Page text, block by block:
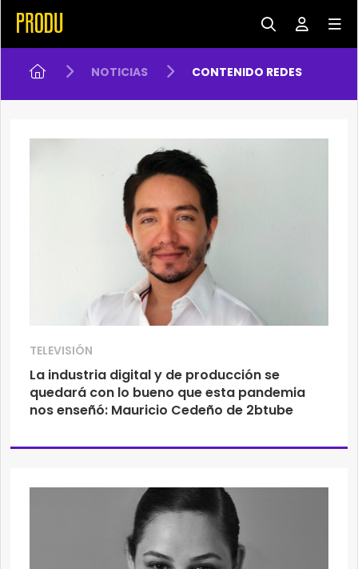
NOTICIAS CONTENIDO REDES
TELEVISIÓN
La industria digital y de producción se
quedará con lo bueno que esta pandemia
nos enseñó: Mauricio Cedeño de 2btube